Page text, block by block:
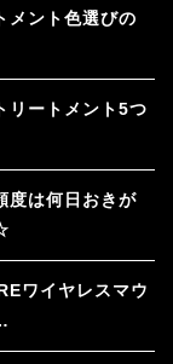
メント色選びの
リートメント5つ
度は何日おきが
ワイヤレスマウ